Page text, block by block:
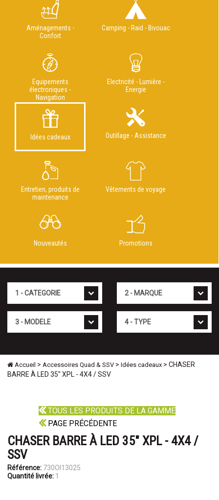
Aménagements -
Confort
Camping - Raid - Bivouac
Equipements
électroniques -
Navigation
Electricité - Lumière -
Energie
Idées cadeaux Outillage - Assistance
Entretien, produits de
maintenance
Vêtements de voyage
Nouveautés Promotions
Accueil > Accessoires Quad & SSV > Idées cadeaux > CHASER
BARRE À LED 35" XPL - 4X4 / SSV
TOUS LES PRODUITS DE LA GAMME
PAGE PRÉCÉDENTE
CHASER BARRE À LED 35" XPL - 4X4 /
SSV
Référence: 730OI13025
Quantité livrée: 1